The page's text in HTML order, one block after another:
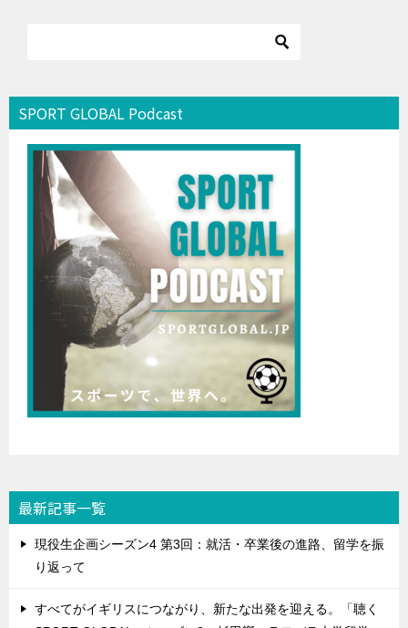
SPORT GLOBAL Podcast
最新記事一覧
現役生企画シーズン4 第3回：就活・卒業後の進路、留学を振
り返って
すべてがイギリスにつながり、新たな出発を迎える。「聴く